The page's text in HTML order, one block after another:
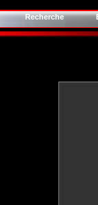
Recherche